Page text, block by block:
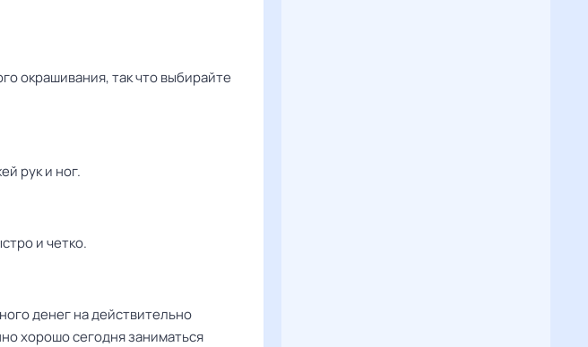
окрашивания, так что выбирайте
рук и ног.
и четко.
денег на действительно
хорошо сегодня заниматься